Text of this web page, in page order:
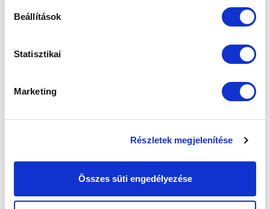
Beállítások
Statisztikai
Marketing
Részletek megjelenítése
Összes süti engedélyezése